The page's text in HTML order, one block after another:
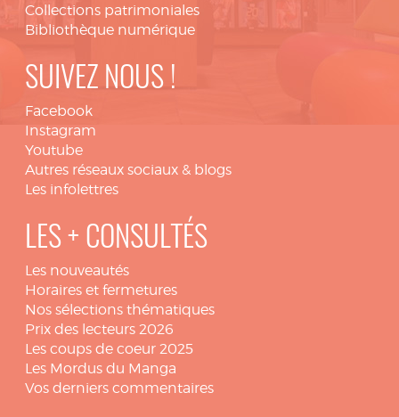
Collections patrimoniales
Bibliothèque numérique
SUIVEZ NOUS !
Facebook
Instagram
Youtube
Autres réseaux sociaux & blogs
Les infolettres
LES + CONSULTÉS
Les nouveautés
Horaires et fermetures
Nos sélections thématiques
Prix des lecteurs 2026
Les coups de coeur 2025
Les Mordus du Manga
Vos derniers commentaires